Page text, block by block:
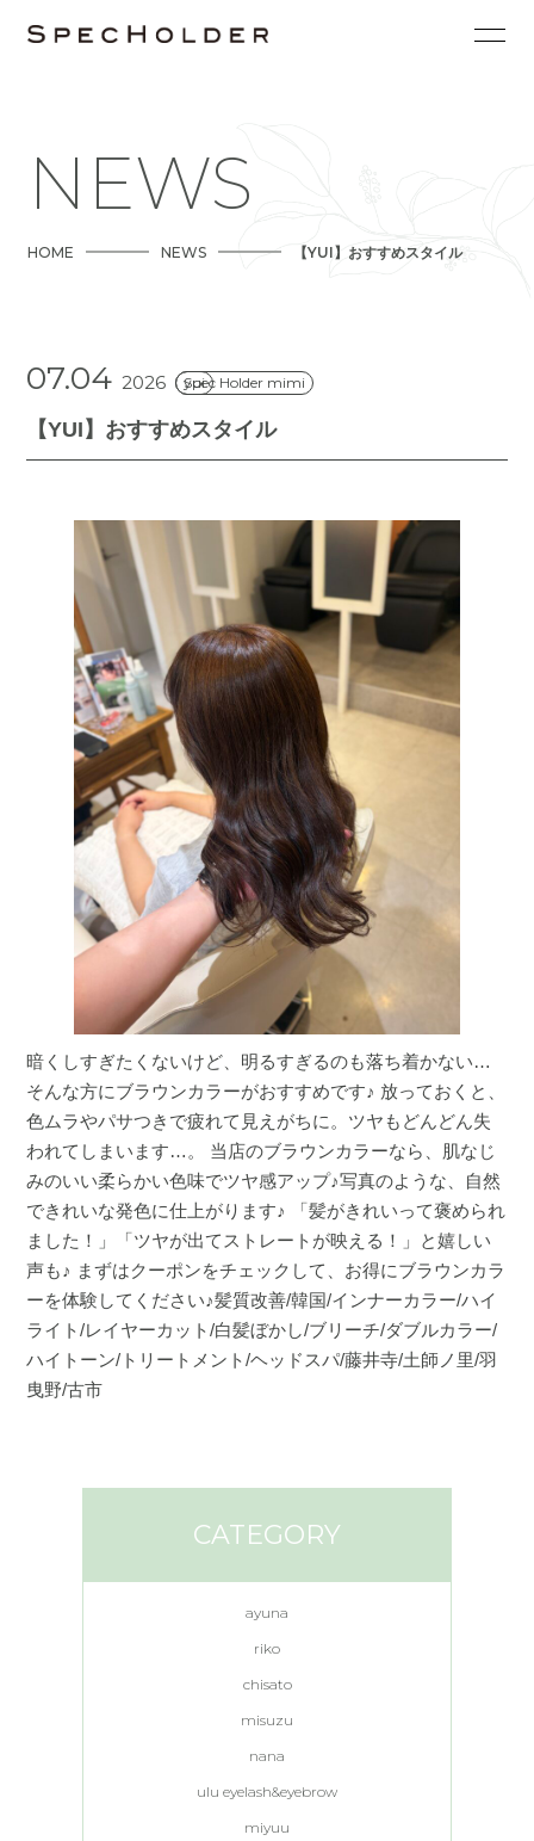
NEWS
HOME NEWS 【YUI】おすすめスタイル
CATEGORY
ayuna
riko
chisato
misuzu
nana
ulu eyelash&eyebrow
miyuu
07.04 2026 Spec Holder mimi
yui
【YUI】おすすめスタイル
暗くしすぎたくないけど、明るすぎるのも落ち着かない…
そんな方にブラウンカラーがおすすめです♪ 放っておくと、
色ムラやパサつきで疲れて見えがちに。ツヤもどんどん失
われてしまいます…。 当店のブラウンカラーなら、肌なじ
みのいい柔らかい色味でツヤ感アップ♪写真のような、自然
できれいな発色に仕上がります♪ 「髪がきれいって褒められ
ました！」「ツヤが出てストレートが映える！」と嬉しい
声も♪ まずはクーポンをチェックして、お得にブラウンカラ
ーを体験してください♪髪質改善/韓国/インナーカラー/ハイ
ライト/レイヤーカット/白髪ぼかし/ブリーチ/ダブルカラー/
ハイトーン/トリートメント/ヘッドスパ/藤井寺/土師ノ里/羽
曳野/古市